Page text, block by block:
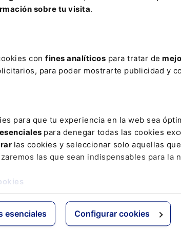
sobre tu visita.
con fines analíticos para tratar de
para poder mostrarte publicidad y
para que tu experiencia en la web sea
para denegar todas las cookies
las cookies y seleccionar solo aquellas
las que sean indispensables para la
esenciales Configurar cookies
tu acceso con un
Jurídicos
Grupo
ELS
El Derecho